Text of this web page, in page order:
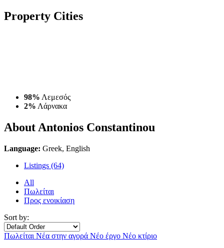
Property Cities
98% Λεμεσός
2% Λάρνακα
About Antonios Constantinou
Language: Greek, English
Listings (64)
All
Πωλείται
Προς ενοικίαση
Sort by:
Πωλείται Νέα στην αγορά Νέο έργο Νέο κτίριο